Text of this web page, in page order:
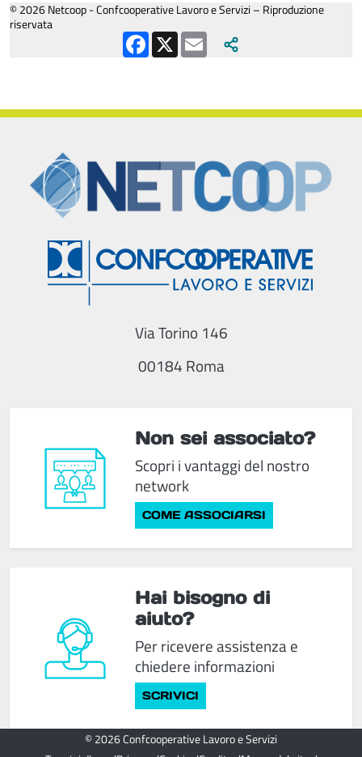
© 2026 Netcoop - Confcooperative Lavoro e Servizi – Riproduzione
riservata
Facebook
X Email
Non sei associato?
Scopri i vantaggi del nostro
network
COME ASSOCIARSI
Via Torino 146
00184 Roma
Hai bisogno di
aiuto?
Per ricevere assistenza e
chiedere informazioni
SCRIVICI
© 2026 Confcooperative Lavoro e Servizi